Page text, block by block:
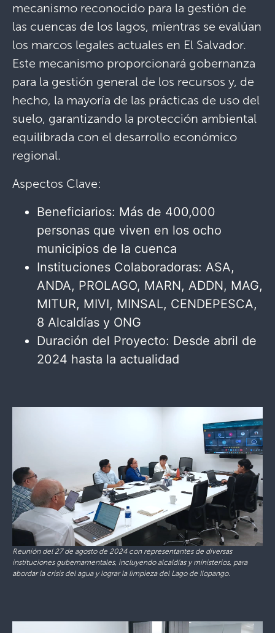
mecanismo reconocido para la gestión de
las cuencas de los lagos, mientras se evalúan
los marcos legales actuales en El Salvador.
Este mecanismo proporcionará gobernanza
para la gestión general de los recursos y, de
hecho, la mayoría de las prácticas de uso del
suelo, garantizando la protección ambiental
equilibrada con el desarrollo económico
regional.
Aspectos Clave:
Beneficiarios: Más de 400,000
personas que viven en los ocho
municipios de la cuenca
Instituciones Colaboradoras: ASA,
ANDA, PROLAGO, MARN, ADDN, MAG,
MITUR, MIVI, MINSAL, CENDEPESCA,
8 Alcaldías y ONG
Duración del Proyecto: Desde abril de
2024 hasta la actualidad
Reunión del 27 de agosto de 2024 con representantes de diversas
instituciones gubernamentales, incluyendo alcaldías y ministerios, para
abordar la crisis del agua y lograr la limpieza del Lago de Ilopango.